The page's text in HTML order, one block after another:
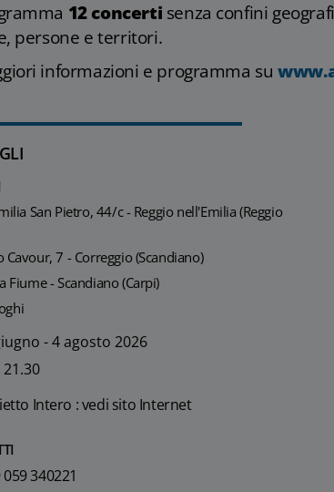
12 concerti senza confini
persone e territori.
informazioni e programma su
San Pietro, 44/c - Reggio nell'Emilia (Reggio
Cavour, 7 - Correggio (Scandiano)
Fiume - Scandiano (Carpi)
- 4 agosto 2026
Intero : vedi sito Internet
340221